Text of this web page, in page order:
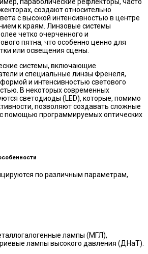
создают относительно
с высокой интенсивностью в центре
к краям. Линзовые системы
четко очерченного и
пятна, что особенно ценно для
или освещения сцены.
системы, включающие
и специальные линзы Френеля,
и интенсивностью светового
В некоторых современных
светодиоды (LED), которые, помимо
позволяют создавать сложные
помощью программируемых оптических
по различным параметрам,
лампы (МГЛ),
лампы высокого давления (ДНаТ).